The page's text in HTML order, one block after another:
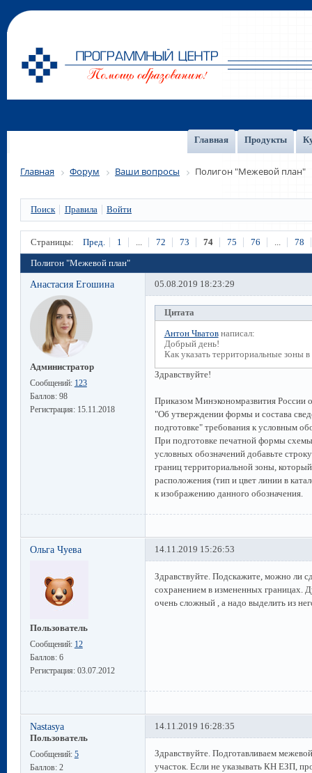
Главная Продукты
Главная Форум Ваши вопросы Полигон "Межевой план"
Поиск Правила Войти
Страницы: Пред. 1 72 73 74 75 76 78
Полигон "Межевой план"
Анастасия Егошина
Администратор
Сообщений: 123
Баллов: 98
Регистрация: 15.11.2018
05.08.2019 18:23:29
Цитата
Антон Чватовнаписал:
Добрый день!
Как указать территориальные зоны
Здравствуйте!
Приказом Минэкономразвития России
"Об утверждении формы и состава
подготовке" требования к условным
При подготовке печатной формы
условных обозначений добавьте
границ территориальной зоны,
расположения (тип и цвет линии в
к изображению данного обозначения.
Ольга Чуева
Пользователь
Сообщений: 12
Баллов: 6
Регистрация: 03.07.2012
14.11.2019 15:26:53
Здравствуйте. Подскажите, можно ли
сохранением в измененных границах.
очень сложный , а надо выделить из
Nastasya
Пользователь
Сообщений: 5
Баллов: 2
14.11.2019 16:28:35
Здравствуйте. Подготавливаем
участок. Если не указывать КН ЕЗП,